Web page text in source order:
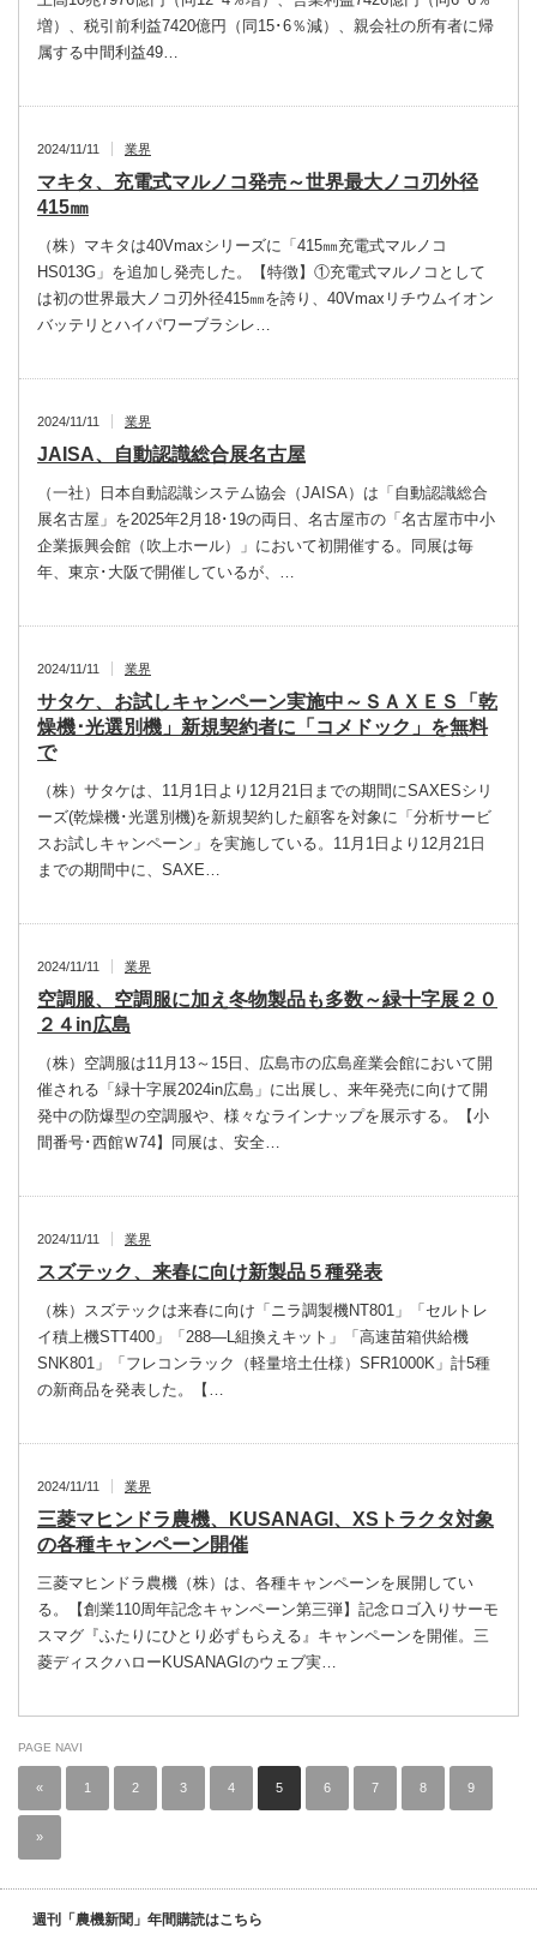
増）、税引前利益7420億円（同15･6％減）、親会社の所有者に帰
属する中間利益49…
2024/11/11 業界
マキタ、充電式マルノコ発売～世界最大ノコ刃外径
415㎜
（株）マキタは40Vmaxシリーズに「415㎜充電式マルノコ
HS013G」を追加し発売した。【特徴】①充電式マルノコとして
は初の世界最大ノコ刃外径415㎜を誇り、40Vmaxリチウムイオン
バッテリとハイパワーブラシレ…
2024/11/11 業界
JAISA、自動認識総合展名古屋
（一社）日本自動認識システム協会（JAISA）は「自動認識総合
展名古屋」を2025年2月18･19の両日、名古屋市の「名古屋市中小
企業振興会館（吹上ホール）」において初開催する。同展は毎
年、東京･大阪で開催しているが、…
2024/11/11 業界
サタケ、お試しキャンペーン実施中～ＳＡＸＥＳ「乾
燥機･光選別機」新規契約者に「コメドック」を無料
で
（株）サタケは、11月1日より12月21日までの期間にSAXESシリ
ーズ(乾燥機･光選別機)を新規契約した顧客を対象に「分析サービ
スお試しキャンペーン」を実施している。11月1日より12月21日
までの期間中に、SAXE…
2024/11/11 業界
空調服、空調服に加え冬物製品も多数～緑十字展２０
２４in広島
（株）空調服は11月13～15日、広島市の広島産業会館において開
催される「緑十字展2024in広島」に出展し、来年発売に向けて開
発中の防爆型の空調服や、様々なラインナップを展示する。【小
間番号･西館Ｗ74】同展は、安全…
2024/11/11 業界
スズテック、来春に向け新製品５種発表
（株）スズテックは来春に向け「ニラ調製機NT801」「セルトレ
イ積上機STT400」「288―L組換えキット」「高速苗箱供給機
SNK801」「フレコンラック（軽量培土仕様）SFR1000K」計5種
の新商品を発表した。【…
2024/11/11 業界
三菱マヒンドラ農機、KUSANAGI、XSトラクタ対象
の各種キャンペーン開催
三菱マヒンドラ農機（株）は、各種キャンペーンを展開してい
る。【創業110周年記念キャンペーン第三弾】記念ロゴ入りサーモ
スマグ『ふたりにひとり必ずもらえる』キャンペーンを開催。三
菱ディスクハローKUSANAGIのウェブ実…
PAGE NAVI
« 1 2 3 4 5 6 7 8 9
»
週刊「農機新聞」年間購読はこちら